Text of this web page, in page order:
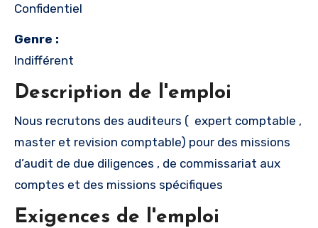
Confidentiel
Genre :
Indifférent
Description de l'emploi
Nous recrutons des auditeurs ( expert comptable ,
master et revision comptable) pour des missions
d’audit de due diligences , de commissariat aux
comptes et des missions spécifiques
Exigences de l'emploi